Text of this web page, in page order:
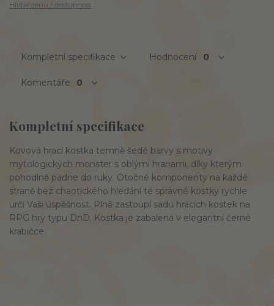
Hlídat cenu / dostupnost
Kompletní specifikace Hodnocení 0
Komentáře 0
Kompletní specifikace
Kovová hrací kostka temně šedé barvy s motivy
mytologických monster s oblými hranami, díky kterým
pohodlně padne do ruky. Otočné komponenty na každé
straně bez chaotického hledání té správné kostky rychle
určí Vaši úspěšnost. Plně zastoupí sadu hracích kostek na
RPG hry typu DnD. Kostka je zabalená v elegantní černé
krabičce.